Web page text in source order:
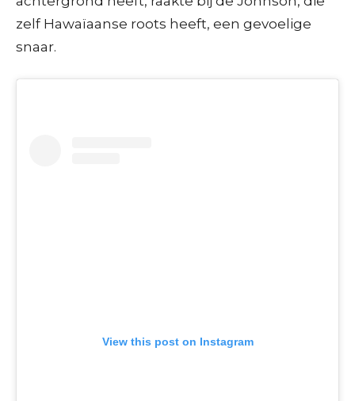
zelf Hawaïaanse roots heeft, een gevoelige
snaar.
View this post on Instagram